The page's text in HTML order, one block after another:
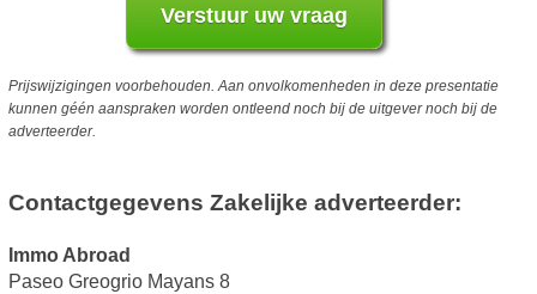
Prijswijzigingen voorbehouden. Aan onvolkomenheden in deze presentatie
kunnen géén aanspraken worden ontleend noch bij de uitgever noch bij de
adverteerder.
Contactgegevens Zakelijke adverteerder:
Immo Abroad
Paseo Greogrio Mayans 8